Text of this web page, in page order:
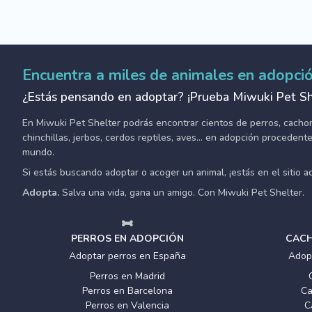
Encuentra a miles de animales en
¿Estás pensando en adoptar? ¡Prueba Miwuki Pet
En Miwuki Pet Shelter podrás encontrar cientos de perros,
chinchillas, jerbos, cerdos reptiles, aves... en adopción
mundo.
Si estás buscando adoptar o acoger un animal, ¡estás en el sitio
Adopta. Salva una vida, gana un amigo. Con Miwuki Pet Shelter.
PERROS EN ADOPCIÓN
Adoptar perros en España
Perros en Madrid
Perros en Barcelona
Perros en Valencia